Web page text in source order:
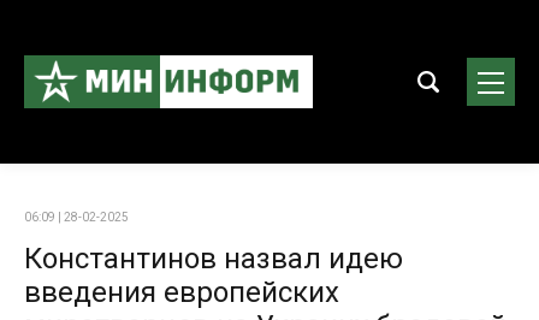
06:09 | 28-02-2025
Константинов назвал идею
введения европейских